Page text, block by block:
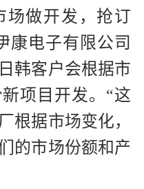
场做开发，抢订
康电子有限公司
韩客户会根据市
项目开发。“这
根据市场变化，
的市场份额和产